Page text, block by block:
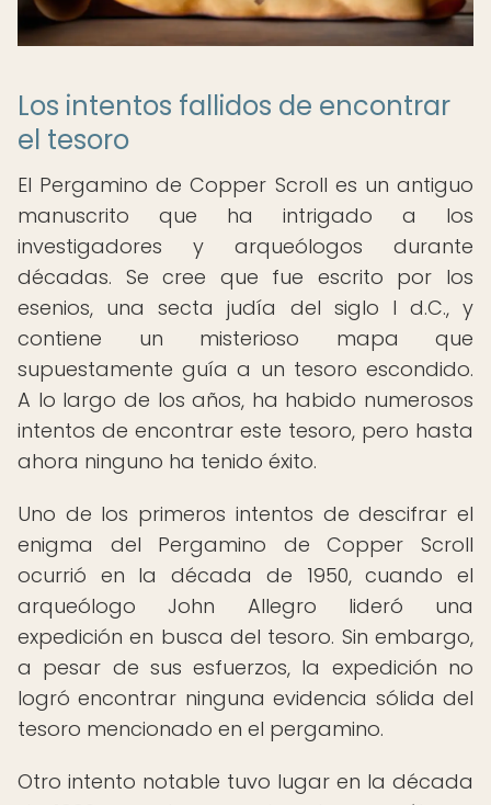
Los intentos fallidos de encontrar
el tesoro
El Pergamino de Copper Scroll es un antiguo
manuscrito que ha intrigado a los
investigadores y arqueólogos durante
décadas. Se cree que fue escrito por los
esenios, una secta judía del siglo I d.C., y
contiene un misterioso mapa que
supuestamente guía a un tesoro escondido.
A lo largo de los años, ha habido numerosos
intentos de encontrar este tesoro, pero hasta
ahora ninguno ha tenido éxito.
Uno de los primeros intentos de descifrar el
enigma del Pergamino de Copper Scroll
ocurrió en la década de 1950, cuando el
arqueólogo John Allegro lideró una
expedición en busca del tesoro. Sin embargo,
a pesar de sus esfuerzos, la expedición no
logró encontrar ninguna evidencia sólida del
tesoro mencionado en el pergamino.
Otro intento notable tuvo lugar en la década